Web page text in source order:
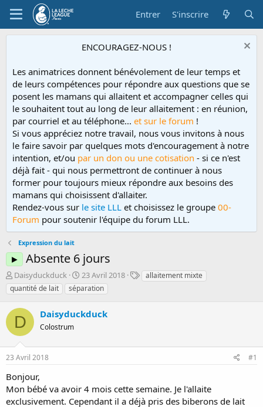
Entrer S'inscrire
ENCOURAGEZ-NOUS !
Les animatrices donnent bénévolement de leur temps et
de leurs compétences pour répondre aux questions que se
posent les mamans qui allaitent et accompagner celles qui
le souhaitent tout au long de leur allaitement : en réunion,
par courriel et au téléphone... et sur le forum !
Si vous appréciez notre travail, nous vous invitons à nous
le faire savoir par quelques mots d'encouragement à notre
intention, et/ou par un don ou une cotisation - si ce n'est
déjà fait - qui nous permettront de continuer à nous
former pour toujours mieux répondre aux besoins des
mamans qui choisissent d'allaiter.
Rendez-vous sur le site LLL et choisissez le groupe 00-
Forum pour soutenir l'équipe du forum LLL.
Expression du lait
► Absente 6 jours
D
é
m
a
r
r
é
e
p
r
Daisyduckduck
D
a
t
d
é
23 Avril 2018
Tallaitement mixte
quantité de lait
séparation
D Daisyduckduck
Colostrum
23 Avril 2018 #1
Bonjour,
Mon bébé va avoir 4 mois cette semaine. Je l'allaite
exclusivement. Cependant il a déjà pris des biberons de lait